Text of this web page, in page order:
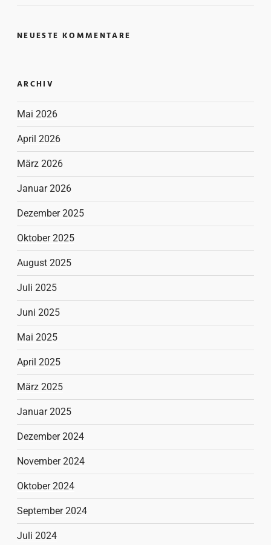
NEUESTE KOMMENTARE
ARCHIV
Mai 2026
April 2026
März 2026
Januar 2026
Dezember 2025
Oktober 2025
August 2025
Juli 2025
Juni 2025
Mai 2025
April 2025
März 2025
Januar 2025
Dezember 2024
November 2024
Oktober 2024
September 2024
Juli 2024